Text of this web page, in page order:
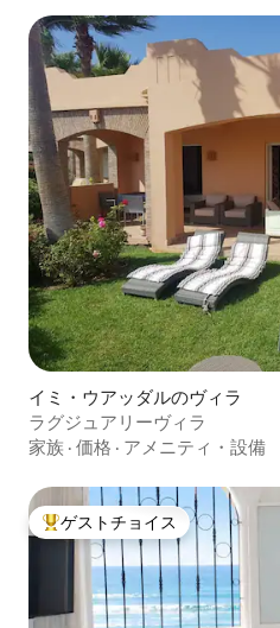
イミ・ウアッダルのヴィラ
ラグジュアリーヴィラ
家族 · 価格 · アメニティ・設備
大好評のゲストチョイスです。
ゲストチョイス